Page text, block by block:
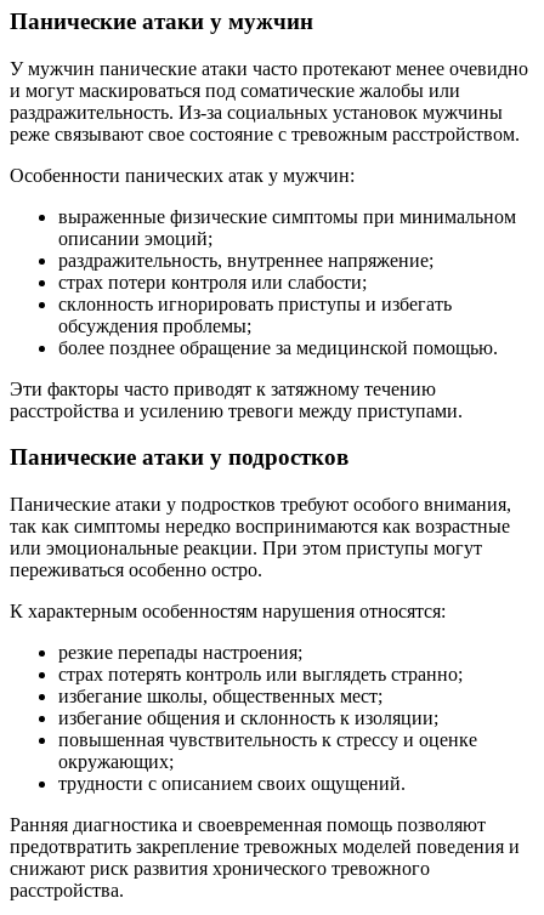
Панические атаки у мужчин
У мужчин панические атаки часто протекают менее очевидно
и могут маскироваться под соматические жалобы или
раздражительность. Из-за социальных установок мужчины
реже связывают свое состояние с тревожным расстройством.
Особенности панических атак у мужчин:
выраженные физические симптомы при минимальном
описании эмоций;
раздражительность, внутреннее напряжение;
страх потери контроля или слабости;
склонность игнорировать приступы и избегать
обсуждения проблемы;
более позднее обращение за медицинской помощью.
Эти факторы часто приводят к затяжному течению
расстройства и усилению тревоги между приступами.
Панические атаки у подростков
Панические атаки у подростков требуют особого внимания,
так как симптомы нередко воспринимаются как возрастные
или эмоциональные реакции. При этом приступы могут
переживаться особенно остро.
К характерным особенностям нарушения относятся:
резкие перепады настроения;
страх потерять контроль или выглядеть странно;
избегание школы, общественных мест;
избегание общения и склонность к изоляции;
повышенная чувствительность к стрессу и оценке
окружающих;
трудности с описанием своих ощущений.
Ранняя диагностика и своевременная помощь позволяют
предотвратить закрепление тревожных моделей поведения и
снижают риск развития хронического тревожного
расстройства.